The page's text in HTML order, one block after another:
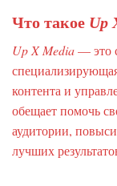
Что такое Up
Up X Media— это
контента и
обещает помочь
аудитории,
лучших